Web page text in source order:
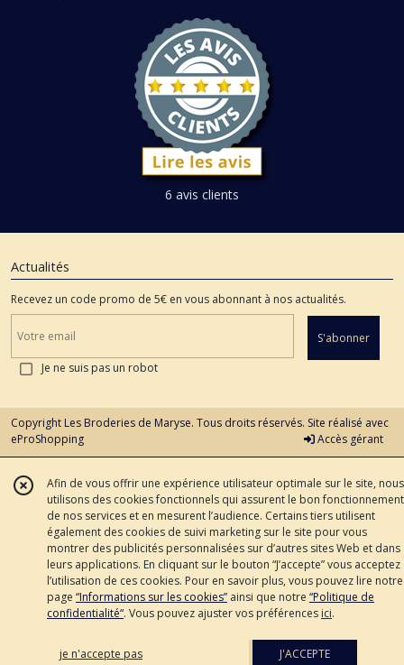
6 avis clients
Actualités
Recevez un code promo de 5€ en vous abonnant à nos actualités.
S'abonner
Je ne suis pas un robot
Copyright Les Broderies de Maryse. Tous droits réservés. Site réalisé avec
eProShopping
Accès gérant
Afin de vous offrir une expérience utilisateur optimale sur le site, nous
utilisons des cookies fonctionnels qui assurent le bon fonctionnement
de nos services et en mesurent l’audience. Certains tiers utilisent
également des cookies de suivi marketing sur le site pour vous
montrer des publicités personnalisées sur d’autres sites Web et dans
leurs applications. En cliquant sur le bouton “J’accepte” vous acceptez
l’utilisation de ces cookies. Pour en savoir plus, vous pouvez lire notre
page “Informations sur les cookies” ainsi que notre “Politique de
confidentialité“. Vous pouvez ajuster vos préférences ici.
je n'accepte pas J'ACCEPTE